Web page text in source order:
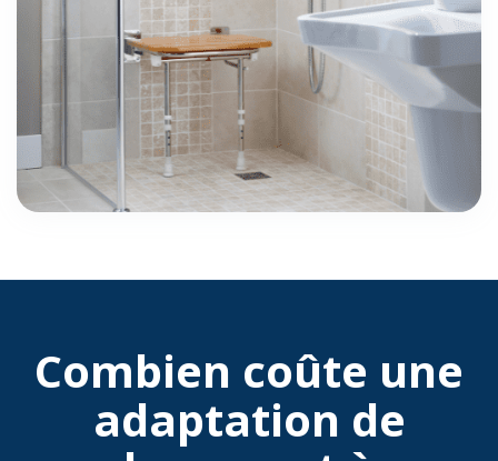
Combien coûte une
adaptation de